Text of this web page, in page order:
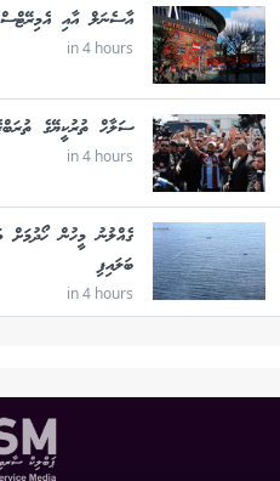
އާސެނަލް އާއި އެމިރޭޓްސްގެ
in 4 hours
ސަލާހް ތުރުކީޔޭގެ
in 4 hours
ގެއްލުނު މީހުން ހޯދުމަށް
ބަލައިފި
in 4 hours